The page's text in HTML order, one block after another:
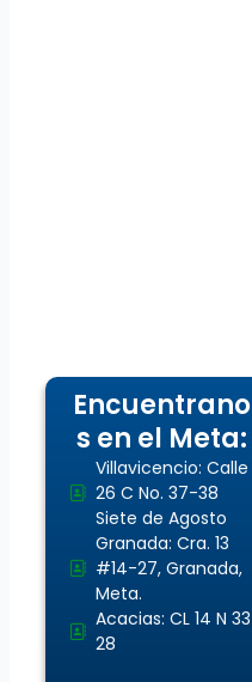
Encuentrano
s en el Meta:
Villavicencio: Calle
26 C No. 37-38
Siete de Agosto
Granada: Cra. 13
#14-27, Granada,
Meta.
Acacias: CL 14 N 33
28